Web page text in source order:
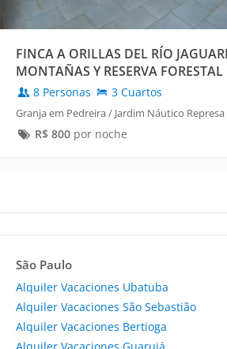
FINCA A ORILLAS DEL RÍO
MONTAÑAS Y RESERVA FORESTAL
8 Personas 3 Cuartos
Granja em Pedreira / Jardim Náutico Represa
R$ 800por noche
São Paulo
Alquiler Vacaciones Ubatuba
Alquiler Vacaciones São Sebastião
Alquiler Vacaciones Bertioga